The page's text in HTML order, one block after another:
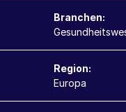
Branchen:
Region:
Europa